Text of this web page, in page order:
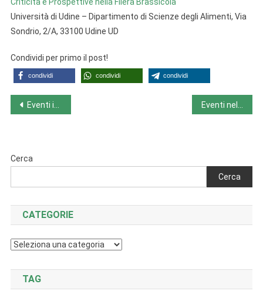
Università di Udine – Dipartimento di Scienze degli Alimenti, Via
Sondrio, 2/A, 33100 Udine UD
Condividi per primo il post!
condividi condividi condividi
Navigazione
Eventi in Emilia Romagna da lunedì 18-9-23 a domenica 24-9-23
Cerca
Cerca
CATEGORIE
Categorie
TAG